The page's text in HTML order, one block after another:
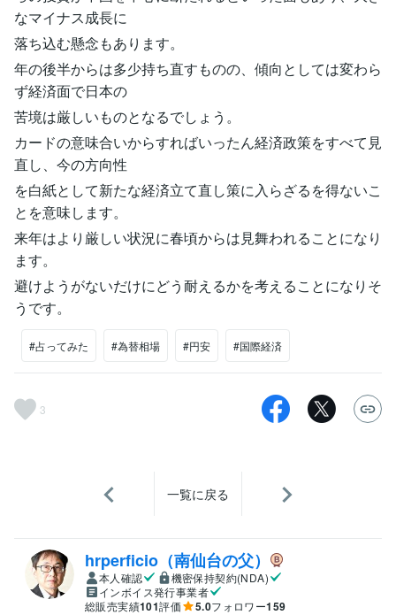
なマイナス成長に
落ち込む懸念もあります。
年の後半からは多少持ち直すものの、傾向としては変わら
ず経済面で日本の
苦境は厳しいものとなるでしょう。
カードの意味合いからすればいったん経済政策をすべて見
直し、今の方向性
を白紙として新たな経済立て直し策に入らざるを得ないこ
とを意味します。
来年はより厳しい状況に春頃からは見舞われることになり
ます。
避けようがないだけにどう耐えるかを考えることになりそ
うです。
#占ってみた #為替相場 #円安 #国際経済
3
一覧に戻る
hrperficio（南仙台の父）
本人確認
機密保持契約(NDA)
インボイス発行事業者
総販売実績101評価 5.0フォロワー159